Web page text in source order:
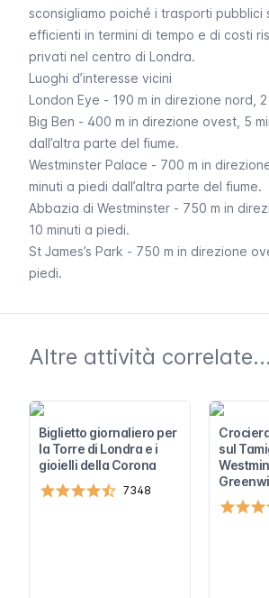
sconsigliamo poiché i trasporti pubblici
efficienti in termini di tempo e di costi
privati nel centro di Londra.
Luoghi d’interesse vicini
London Eye - 190 m in direzione nord,
Big Ben - 400 m in direzione ovest, 5
dall’altra parte del fiume.
Westminster Palace - 700 m in
minuti a piedi dall’altra parte del fiume.
Abbazia di Westminster - 750 m in
10 minuti a piedi.
St James’s Park - 750 m in direzione
piedi.
Altre attività correlate...
Biglietto giornaliero per
la Torre di Londra e i
gioielli della Corona
7348
sul